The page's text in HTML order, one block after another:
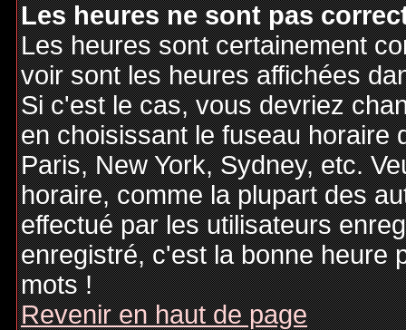
Les heures ne sont pas
Les heures sont certainement
voir sont les heures affichées
Si c'est le cas, vous devriez
en choisissant le fuseau horaire
Paris, New York, Sydney, etc.
horaire, comme la plupart des
effectué par les utilisateurs
enregistré, c'est la bonne heure
mots !
Revenir en haut de page